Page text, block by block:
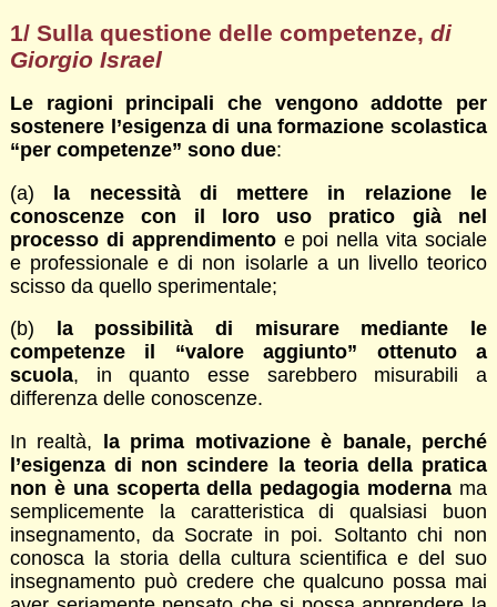
1/ Sulla questione delle competenze, di
Giorgio Israel
Le ragioni principali che vengono addotte per
sostenere l’esigenza di una formazione scolastica
“per competenze” sono due:
(a) la necessità di mettere in relazione le
conoscenze con il loro uso pratico già nel
processo di apprendimentoe poi nella vita sociale
e professionale e di non isolarle a un livello teorico
scisso da quello sperimentale;
(b)
la possibilità di misurare mediante le
competenze il “valore aggiunto” ottenuto a
scuola, in quanto esse sarebbero misurabili a
differenza delle conoscenze.
In realtà, la prima motivazione è banale, perché
l’esigenza di non scindere la teoria della pratica
non è una scoperta della pedagogia moderna ma
semplicemente la caratteristica di qualsiasi buon
insegnamento, da Socrate in poi. Soltanto chi non
conosca la storia della cultura scientifica e del suo
insegnamento può credere che qualcuno possa mai